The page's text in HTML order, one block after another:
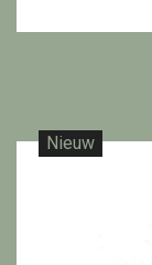
Nieuw